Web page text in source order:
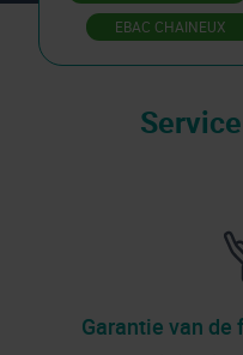
EBAC CHAINEUX
Garantie van